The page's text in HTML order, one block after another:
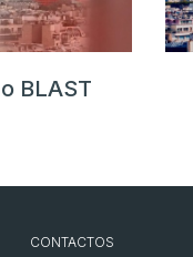
BLAST
CONTACTOS